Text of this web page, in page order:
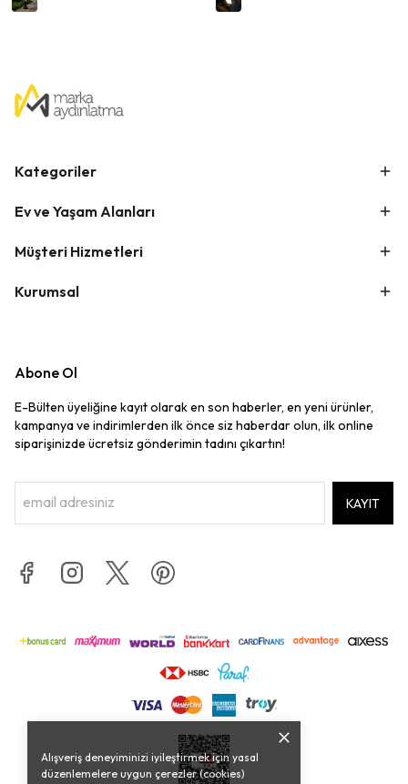
Alışveriş deneyiminizi iyileştirmek için yasal
düzenlemelere uygun çerezler (cookies)
Kategoriler
Ev ve Yaşam Alanları
Müşteri Hizmetleri
Kurumsal
Abone Ol
E-Bülten üyeliğine kayıt olarak en son haberler, en yeni ürünler,
kampanya ve indirimlerden ilk önce siz haberdar olun, ilk online
siparişinizde ücretsiz gönderimin tadını çıkartın!
KAYIT